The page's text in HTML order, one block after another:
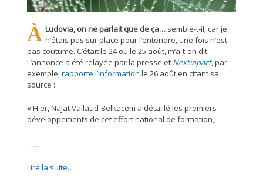
À Ludovia, on ne parlait que de ça… semble-t-il, car je
n’étais pas sur place pour l’entendre, une fois n’est
pas coutume. C’était le 24 ou le 25 août, m’a-t-on dit.
L’annonce a été relayée par la presse et Nextinpact, par
exemple,rapporte l’information le 26 août en citant sa
source :
« Hier, Najat Vallaud-Belkacem a détaillé les premiers
développements de cet effort national de formation,
…
Lire la suite…